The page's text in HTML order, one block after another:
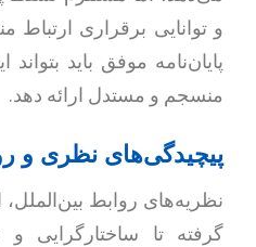
و توانایی برقراری
پایان‌نامه موفق باید
منسجم و مستدل ارائه دهد.
پیچیدگی‌های نظری و
نظریه‌های روابط بین‌الملل،
گرفته تا ساختارگرایی و